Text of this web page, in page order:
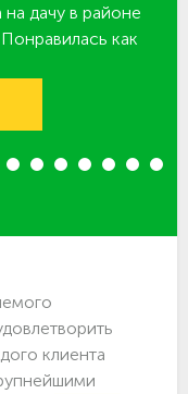
на дачу в районе
как
14 15 16 17 18 19 20
клиента